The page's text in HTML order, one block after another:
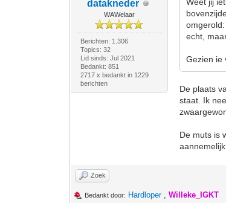
datakneder
WAWelaar
Berichten: 1.306
Topics: 32
Lid sinds: Jul 2021
Bedankt: 851
2717 x bedankt in 1229
berichten
echt,
Gezien ie
De plaats
staat. Ik
De muts is
aannemelijk.
Zoek
Bedankt door: Hardloper,Willeke_IGKT